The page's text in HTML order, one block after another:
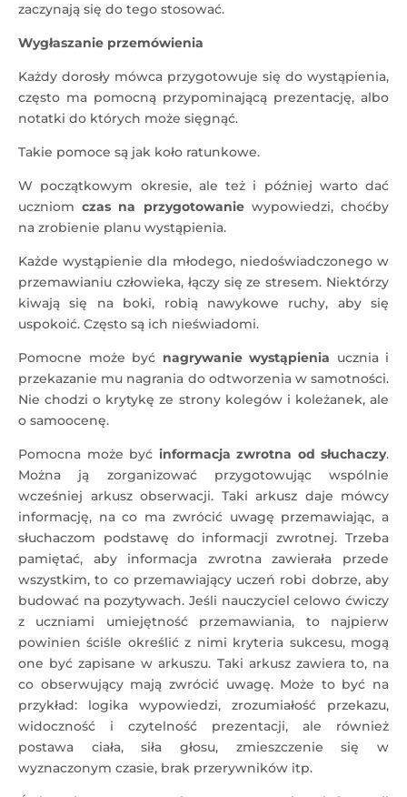
zaczynają się do tego stosować.
Wygłaszanie przemówienia
Każdy dorosły mówca przygotowuje się do wystąpienia,
często ma pomocną przypominającą prezentację, albo
notatki do których może sięgnąć.
Takie pomoce są jak koło ratunkowe.
W początkowym okresie, ale też i później warto dać
uczniomczas na przygotowaniewypowiedzi, choćby
na zrobienie planu wystąpienia.
Każde wystąpienie dla młodego, niedoświadczonego w
przemawianiu człowieka, łączy się ze stresem. Niektórzy
kiwają się na boki, robią nawykowe ruchy, aby się
uspokoić. Często są ich nieświadomi.
Pomocne może być nagrywanie wystąpienia ucznia i
przekazanie mu nagrania do odtworzenia w samotności.
Nie chodzi o krytykę ze strony kolegów i koleżanek, ale
o samoocenę.
Pomocna może być informacja zwrotna od słuchaczy.
Można ją zorganizować przygotowując wspólnie
wcześniej arkusz obserwacji. Taki arkusz daje mówcy
informację, na co ma zwrócić uwagę przemawiając, a
słuchaczom podstawę do informacji zwrotnej. Trzeba
pamiętać, aby informacja zwrotna zawierała przede
wszystkim, to co przemawiający uczeń robi dobrze, aby
budować na pozytywach. Jeśli nauczyciel celowo ćwiczy
z uczniami umiejętność przemawiania, to najpierw
powinien ściśle określić z nimi kryteria sukcesu, mogą
one być zapisane w arkuszu. Taki arkusz zawiera to, na
co obserwujący mają zwrócić uwagę. Może to być na
przykład: logika wypowiedzi, zrozumiałość przekazu,
widoczność i czytelność prezentacji, ale również
postawa ciała, siła głosu, zmieszczenie się w
wyznaczonym czasie, brak przerywników itp.